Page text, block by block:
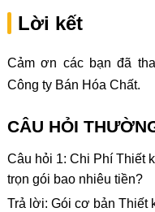
Lời kết
Cảm ơn các bạn đã
Công ty Bán Hóa Chất.
CÂU HỎI
Câu hỏi 1: Chi Phí Thiết
trọn gói bao nhiêu tiền?
Trả lời: Gói cơ bản Thiết